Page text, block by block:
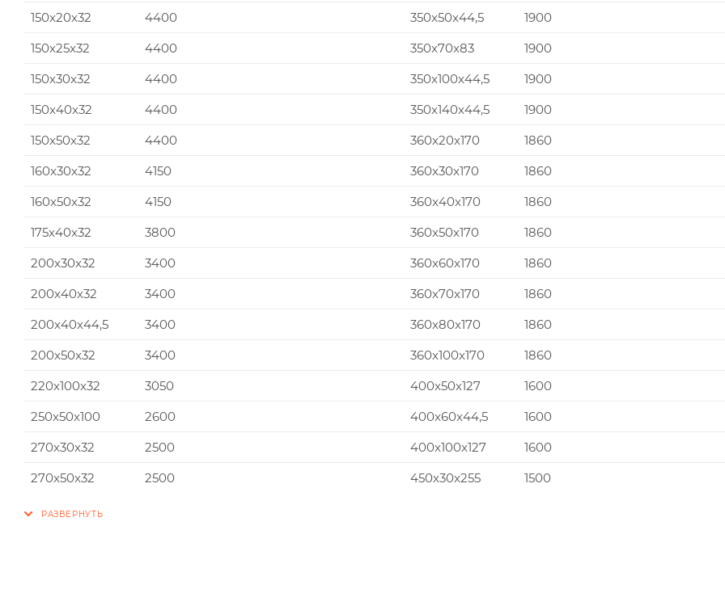
150x20x32
4400 350x50x44,5
1900
150x25x32
4400 350x70x83
1900
150x30x32
4400 350x100x44,5
1900
150x40x32
4400 350x140x44,5
1900
150x50x32
4400 360x20x170
1860
160x30x32
4150 360x30x170
1860
160x50x32
4150 360x40x170
1860
175x40x32
3800 360x50x170
1860
200x30x32
3400 360x60x170
1860
200x40x32
3400 360x70x170
1860
200x40x44,5
3400 360x80x170
1860
200x50x32
3400 360x100x170
1860
220x100x32
3050 400x50x127
1600
250x50x100
2600 400x60x44,5
1600
270x30x32
2500 400x100x127
1600
270x50x32
2500 450x30x255 1500